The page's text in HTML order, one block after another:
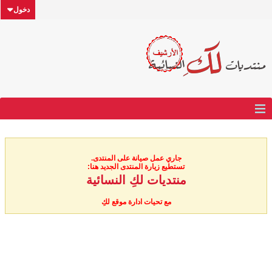
دخول
جاري عمل صيانة على المنتدى.
تستطيع زيارة المنتدى الجديد هنا:
منتديات لكِ النسائية
مع تحيات ادارة موقع لكِ